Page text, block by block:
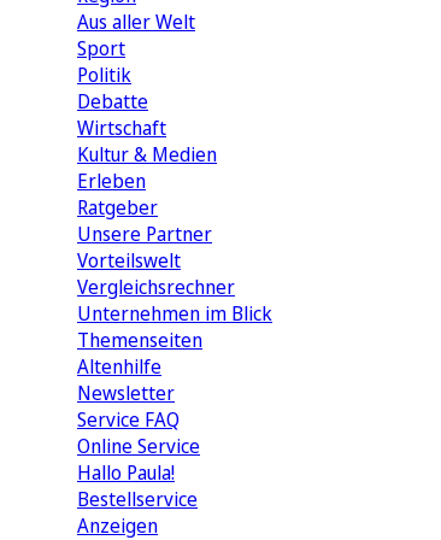
Aus aller Welt
Sport
Politik
Debatte
Wirtschaft
Kultur & Medien
Erleben
Ratgeber
Unsere Partner
Vorteilswelt
Vergleichsrechner
Unternehmen im Blick
Themenseiten
Altenhilfe
Newsletter
Service FAQ
Online Service
Hallo Paula!
Bestellservice
Anzeigen